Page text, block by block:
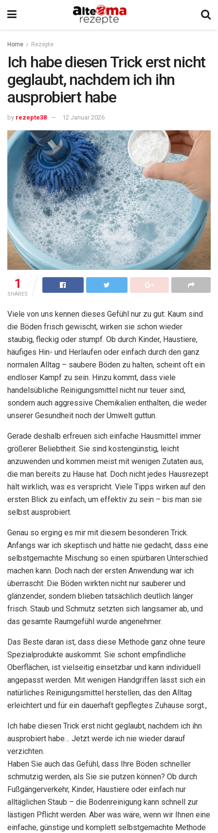
Home Rezepte
Ich habe diesen Trick erst nicht
geglaubt, nachdem ich ihn
ausprobiert habe
by rezepte38 12 Januar 2026
1
SHARES
Viele von uns kennen dieses Gefühl nur zu gut: Kaum sind
die Böden frisch gewischt, wirken sie schon wieder
staubig, fleckig oder stumpf. Ob durch Kinder, Haustiere,
häufiges Hin- und Herlaufen oder einfach durch den ganz
normalen Alltag – saubere Böden zu halten, scheint oft ein
endloser Kampf zu sein. Hinzu kommt, dass viele
handelsübliche Reinigungsmittel nicht nur teuer sind,
sondern auch aggressive Chemikalien enthalten, die weder
unserer Gesundheit noch der Umwelt guttun.
Gerade deshalb erfreuen sich einfache Hausmittel immer
größerer Beliebtheit. Sie sind kostengünstig, leicht
anzuwenden und kommen meist mit wenigen Zutaten aus,
die man bereits zu Hause hat. Doch nicht jedes Hausrezept
hält wirklich, was es verspricht. Viele Tipps wirken auf den
ersten Blick zu einfach, um effektiv zu sein – bis man sie
selbst ausprobiert.
Genau so erging es mir mit diesem besonderen Trick.
Anfangs war ich skeptisch und hätte nie gedacht, dass eine
selbstgemachte Mischung so einen spürbaren Unterschied
machen kann. Doch nach der ersten Anwendung war ich
überrascht: Die Böden wirkten nicht nur sauberer und
glänzender, sondern blieben tatsächlich deutlich länger
frisch. Staub und Schmutz setzten sich langsamer ab, und
das gesamte Raumgefühl wurde angenehmer.
Das Beste daran ist, dass diese Methode ganz ohne teure
Spezialprodukte auskommt. Sie schont empfindliche
Oberflächen, ist vielseitig einsetzbar und kann individuell
angepasst werden. Mit wenigen Handgriffen lässt sich ein
natürliches Reinigungsmittel herstellen, das den Alltag
erleichtert und für ein dauerhaft gepflegtes Zuhause sorgt.,
Ich habe diesen Trick erst nicht geglaubt, nachdem ich ihn
ausprobiert habe… Jetzt werde ich nie wieder darauf
verzichten.
Haben Sie auch das Gefühl, dass Ihre Böden schneller
schmutzig werden, als Sie sie putzen können? Ob durch
Fußgängerverkehr, Kinder, Haustiere oder einfach nur
alltäglichen Staub – die Bodenreinigung kann schnell zur
lästigen Pflicht werden. Aber was wäre, wenn wir Ihnen eine
einfache, günstige und komplett selbstgemachte Methode